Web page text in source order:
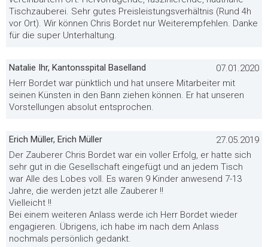
Tischzauberei. Sehr gutes Preisleistungsverhältnis (Rund 4h
vor Ort). Wir können Chris Bordet nur Weiterempfehlen. Danke
für die super Unterhaltung.
Natalie Ihr, Kantonsspital Baselland
07.01.2020
Herr Bordet war pünktlich und hat unsere Mitarbeiter mit
seinen Künsten in den Bann ziehen können. Er hat unseren
Vorstellungen absolut entsprochen.
Erich Müller, Erich Müller
27.05.2019
Der Zauberer Chris Bordet war ein voller Erfolg, er hatte sich
sehr gut in die Gesellschaft eingefügt und an jedem Tisch
war Alle des Lobes voll. Es waren 9 Kinder anwesend 7-13
Jahre, die werden jetzt alle Zauberer !!
Vielleicht !!
Bei einem weiteren Anlass werde ich Herr Bordet wieder
engagieren. Übrigens, ich habe im nach dem Anlass
nochmals persönlich gedankt.